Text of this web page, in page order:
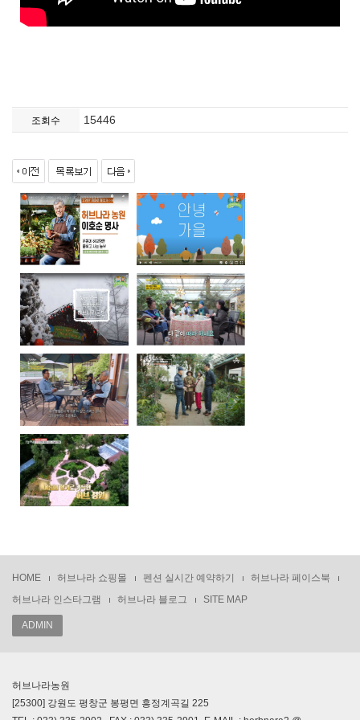
조회수 15446
HOME 허브나라 쇼핑몰 펜션 실시간 예약하기
허브나라 페이스북
허브나라 인스타그램
허브나라 블로그 SITE MAP
ADMIN
허브나라농원
[25300] 강원도 평창군 봉평면 흥정계곡길 225